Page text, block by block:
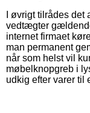
I øvrigt tilrådes
vedtægter
internet firmaet
man permanent
når som helst vil
møbelknopgreb i
udkig efter varer til